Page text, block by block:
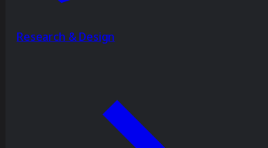
Research & Design